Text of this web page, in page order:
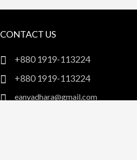
CONTACT US
+880 1919-113224
+880 1919-113224
eanyadhara@gmail.com